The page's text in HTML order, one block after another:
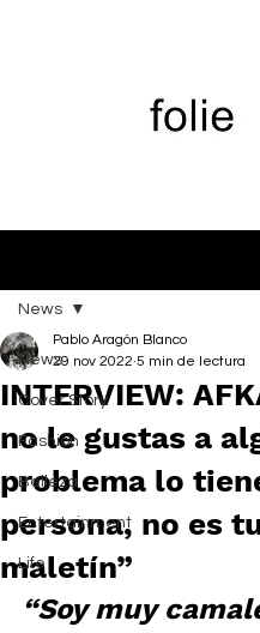
News
Cover Story
Fashion
Belleza
Entertainment
Life
News
INTERVIEW:
no le gustas a
problema lo
persona, no es
maletín”
Pablo Aragón Blanco
29 nov 2022 5 min de lectura
“Soy muy